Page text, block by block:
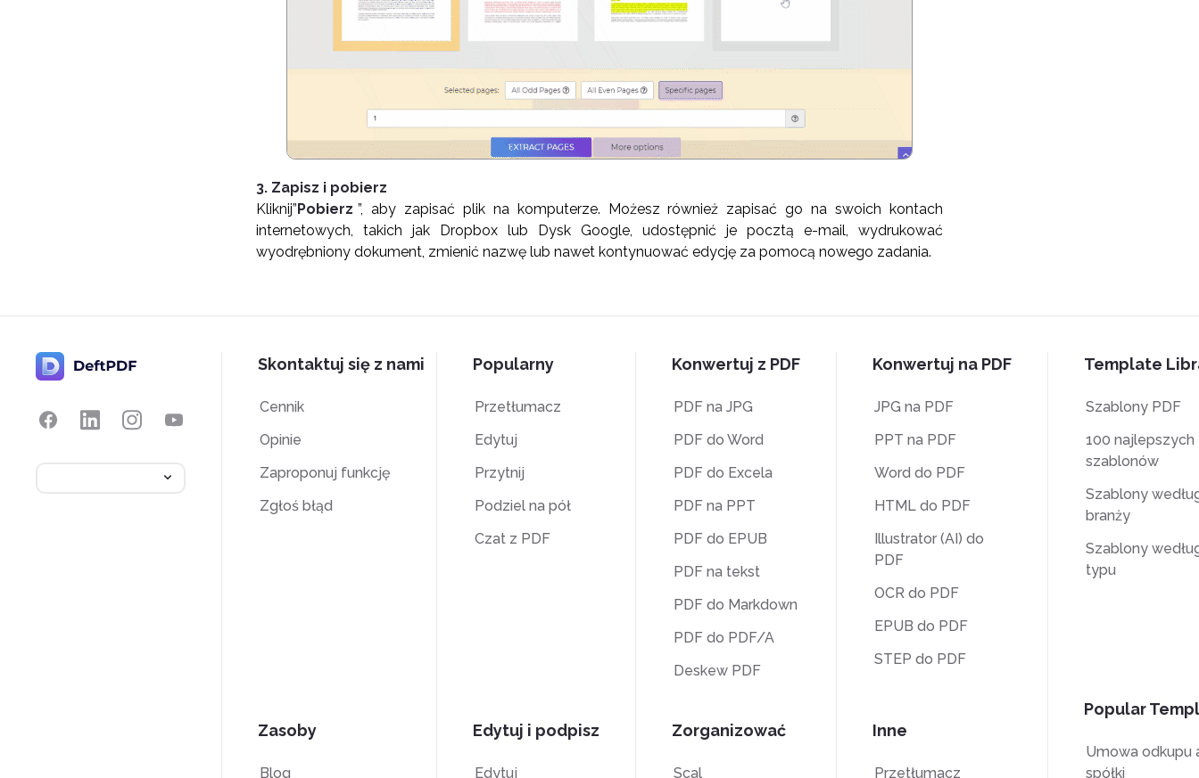
3. Zapisz i pobierz
Kliknij”Pobierz ”, aby zapisać plik na komputerze. Możesz również zapisać go na swoich kontach
internetowych, takich jak Dropbox lub Dysk Google, udostępnić je pocztą e-mail, wydrukować
wyodrębniony dokument, zmienić nazwę lub nawet kontynuować edycję za pomocą nowego zadania.
Skontaktuj się z nami
Cennik
Opinie
Zaproponuj funkcję
Zgłoś błąd
Zasoby
Blog
Popularny
Przetłumacz
Edytuj
Przytnij
Podziel na pół
Czat z PDF
Edytuj i podpisz
Edytuj
Konwertuj z PDF
PDF na JPG
PDF do Word
PDF do Excela
PDF na PPT
PDF do EPUB
PDF na tekst
PDF do Markdown
PDF do PDF/A
Deskew PDF
Zorganizować
Scal
Konwertuj na PDF
JPG na PDF
PPT na PDF
Word do PDF
HTML do PDF
Illustrator (AI) do
PDF
OCR do PDF
EPUB do PDF
STEP do PDF
Inne
Przetłumacz
Template
Szablony PDF
100 najlepszych
szablonów
Szablony
branży
Szablony
typu
Popular
Umowa odkupu
spółki